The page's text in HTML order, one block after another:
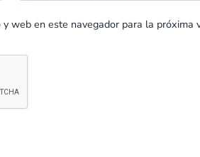
web en este navegador para la próxima